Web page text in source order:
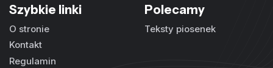
Szybkie linki
O stronie
Kontakt
Regulamin
Polecamy
Teksty piosenek